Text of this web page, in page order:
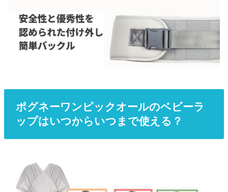
ポグネーワンピックオールのベビーラ
ップはいつからいつまで使える？